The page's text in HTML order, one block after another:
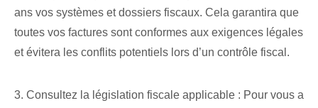
ans vos systèmes et dossiers fiscaux. Cela garantira que
toutes vos factures sont conformes aux exigences légales
et évitera les conflits potentiels lors d’un contrôle fiscal.
3. Consultez la législation fiscale applicable : Pour vous a